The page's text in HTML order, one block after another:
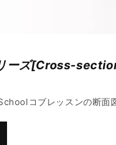
ーズ[Cross-
コブレッスンの断面